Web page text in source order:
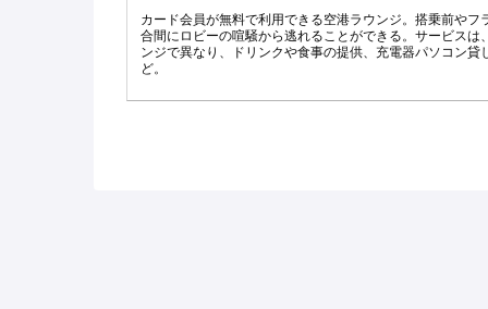
カード会員が無料で利用できる空港ラウンジ。搭乗前やフ
合間にロビーの喧騒から逃れることができる。サービスは
ンジで異なり、ドリンクや食事の提供、充電器パソコン貸
ど。